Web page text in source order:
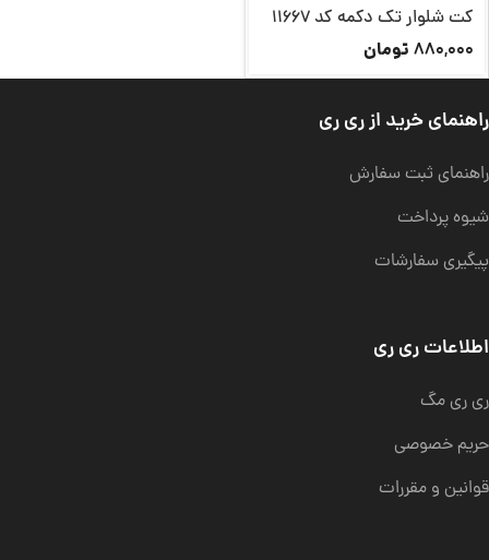
کت شلوار تک دکمه کد 11667
880,000 تومان
راهنمای خرید از ری ری
راهنمای ثبت سفارش
شیوه پرداخت
پیگیری سفارشات
اطلاعات ری ری
ری ری مگ
حریم خصوصی
قوانین و مقررات